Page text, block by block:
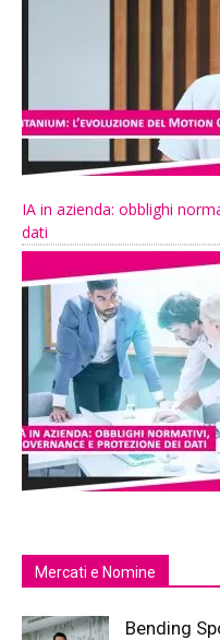
IA in azienda: obblighi
dati
Mercati e Nomine
Bending